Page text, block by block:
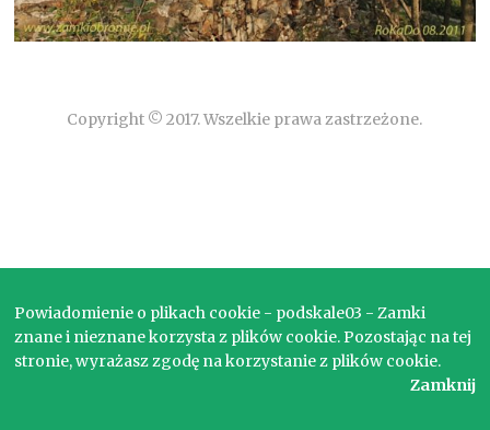
Copyright © 2017. Wszelkie prawa zastrzeżone.
Powiadomienie o plikach cookie - podskale03 - Zamki
znane i nieznane korzysta z plików cookie. Pozostając na tej
stronie, wyrażasz zgodę na korzystanie z plików cookie.
Zamknij